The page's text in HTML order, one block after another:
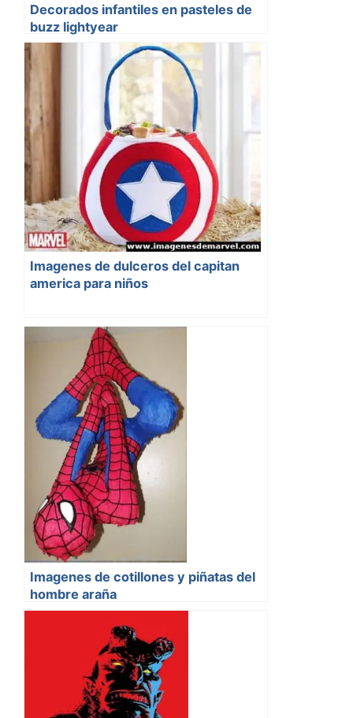
Decorados infantiles en pasteles de
buzz lightyear
Imagenes de dulceros del capitan
america para niños
Imagenes de cotillones y piñatas del
hombre araña